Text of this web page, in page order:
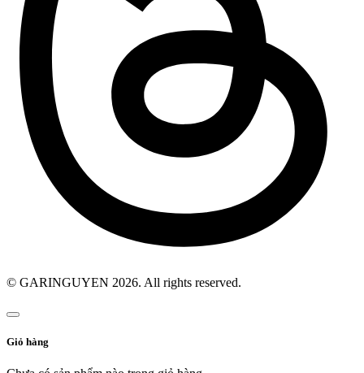
© GARINGUYEN 2026. All rights reserved.
Giỏ hàng